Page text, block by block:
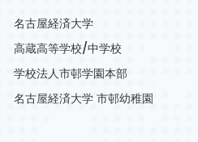
名古屋経済大学
高蔵高等学校/中学校
学校法人市邨学園本部
名古屋経済大学 市邨幼稚園